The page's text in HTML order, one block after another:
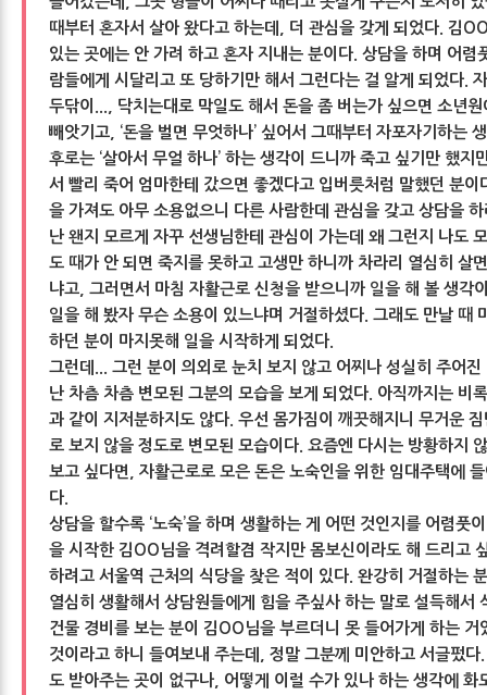
때부터 혼자서 살아 왔다고 하는데, 더 관심을 갖게 되었다. 김
있는 곳에는 안 가려 하고 혼자 지내는 분이다. 상담을 하며 어렴
람들에게 시달리고 또 당하기만 해서 그런다는 걸 알게 되었다.
두닦이..., 닥치는대로 막일도 해서 돈을 좀 버는가 싶으면 소년
빼앗기고, ‘돈을 벌면 무엇하나’ 싶어서 그때부터 자포자기하는
후로는 ‘살아서 무얼 하나’ 하는 생각이 드니까 죽고 싶기만 했지
서 빨리 죽어 엄마한테 갔으면 좋겠다고 입버릇처럼 말했던 분이
을 가져도 아무 소용없으니 다른 사람한데 관심을 갖고 상담을
난 왠지 모르게 자꾸 선생님한테 관심이 가는데 왜 그런지 나도
도 때가 안 되면 죽지를 못하고 고생만 하니까 차라리 열심히 살
냐고, 그러면서 마침 자활근로 신청을 받으니까 일을 해 볼 생각
일을 해 봤자 무슨 소용이 있느냐며 거절하셨다. 그래도 만날 때
하던 분이 마지못해 일을 시작하게 되었다.
그런데... 그런 분이 의외로 눈치 보지 않고 어찌나 성실히 주어
난 차츰 차츰 변모된 그분의 모습을 보게 되었다. 아직까지는 비
과 같이 지저분하지도 않다. 우선 몸가짐이 깨끗해지니 무거운
로 보지 않을 정도로 변모된 모습이다. 요즘엔 다시는 방황하지
보고 싶다면, 자활근로로 모은 돈은 노숙인을 위한 임대주택에
다.
상담을 할수록 ‘노숙’을 하며 생활하는 게 어떤 것인지를 어렴풋
을 시작한 김OO님을 격려할겸 작지만 몸보신이라도 해 드리고
하려고 서울역 근처의 식당을 찾은 적이 있다. 완강히 거절하는
열심히 생활해서 상담원들에게 힘을 주싶사 하는 말로 설득해서
건물 경비를 보는 분이 김OO님을 부르더니 못 들어가게 하는 거
것이라고 하니 들여보내 주는데, 정말 그분께 미안하고 서글펐
도 받아주는 곳이 없구나, 어떻게 이럴 수가 있나 하는 생각에 화